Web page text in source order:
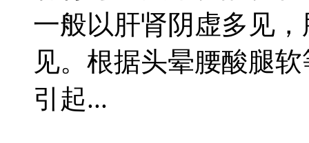
一般以肝肾阴虚多见
见。根据头晕腰酸腿
引起...